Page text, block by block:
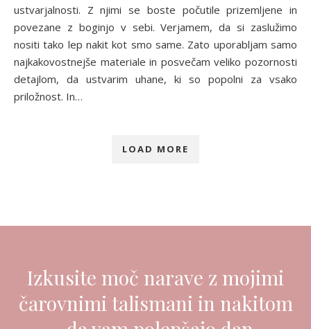
ustvarjalnosti. Z njimi se boste počutile prizemljene in
povezane z boginjo v sebi. Verjamem, da si zaslužimo
nositi tako lep nakit kot smo same. Zato uporabljam samo
najkakovostnejše materiale in posvečam veliko pozornosti
detajlom, da ustvarim uhane, ki so popolni za vsako
priložnost. In…
LOAD MORE
Izkusite moč narave z mojimi
čarovnimi talismani in nakitom